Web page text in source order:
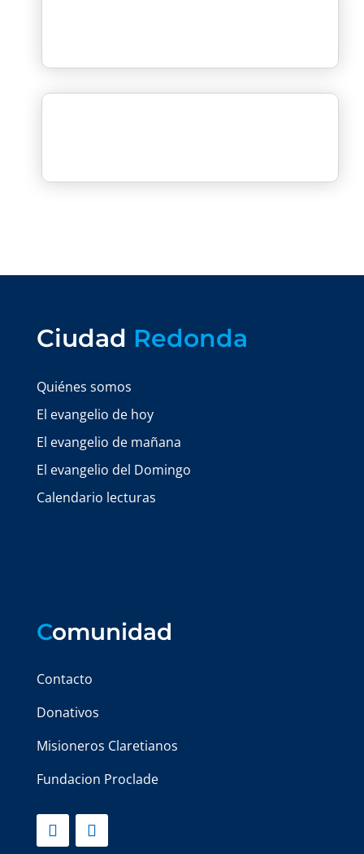
Ciudad Redonda
Quiénes somos
El evangelio de hoy
El evangelio de mañana
El evangelio del Domingo
Calendario lecturas
Comunidad
Contacto
Donativos
Misioneros Claretianos
Fundacion Proclade